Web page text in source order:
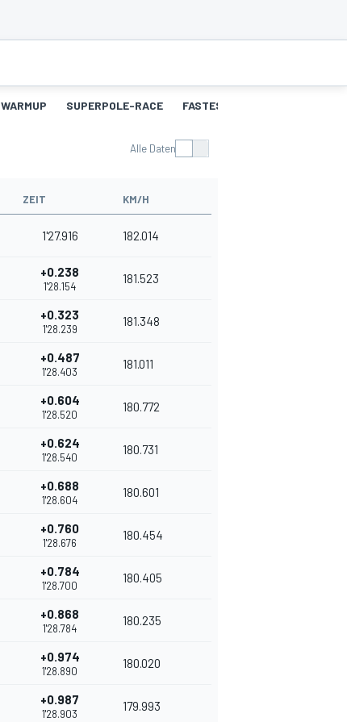
WARMUP SUPERPOLE-RACE FASTEST-LAPS-SP
Alle Daten
ZEIT KM/H
1'27.916 182.014
+0.238
1'28.154
181.523
+0.323
1'28.239
181.348
+0.487
1'28.403
181.011
+0.604
1'28.520
180.772
+0.624
1'28.540
180.731
+0.688
1'28.604
180.601
+0.760
1'28.676
180.454
+0.784
1'28.700
180.405
+0.868
1'28.784
180.235
+0.974
1'28.890
180.020
+0.987
1'28.903
179.993